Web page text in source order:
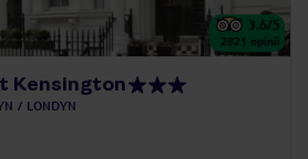
3.6/5
2821 opinii
Kensington
LONDYN